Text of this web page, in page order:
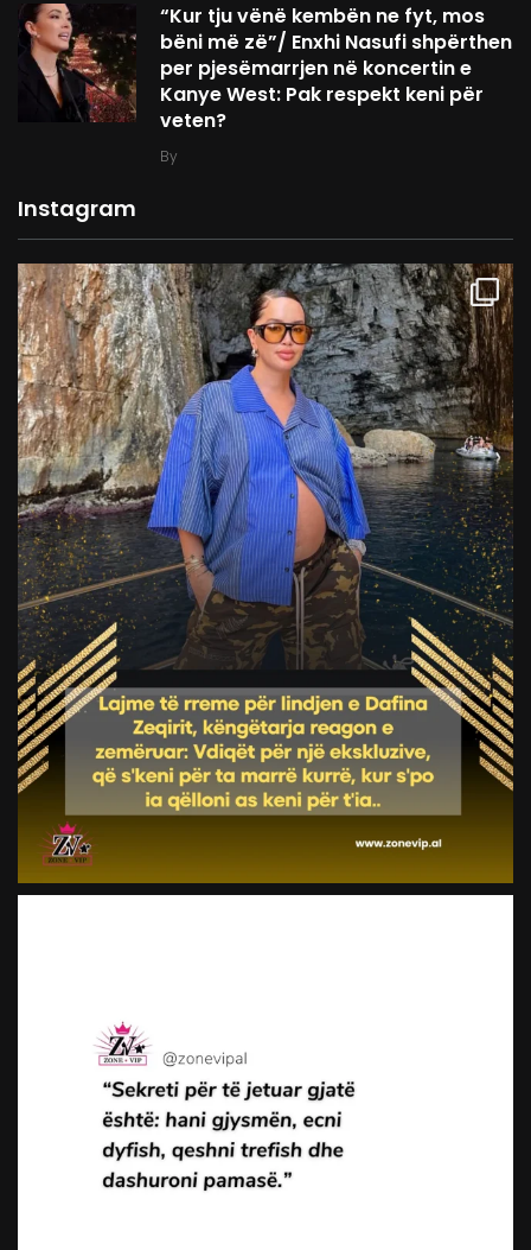
“Kur tju vënë kembën ne fyt, mos
bëni më zë”/ Enxhi Nasufi shpërthen
per pjesëmarrjen në koncertin e
Kanye West: Pak respekt keni për
veten?
By
Instagram